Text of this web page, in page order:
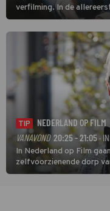
verfilming. In de
speurder op zoek naar
verwikkeld in een
TIP
NEDERLAND OP FILM
VANAVOND 20:25 - 21:05·
In Nederland op Film
zelfvoorzienende dorp
Daniëls de kijkers